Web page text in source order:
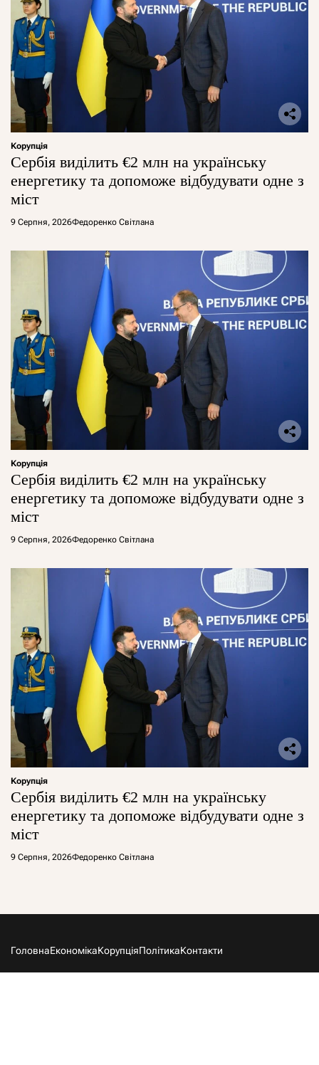
Корупція
Сербія виділить €2 млн на українську
енергетику та допоможе відбудувати одне з
міст
9 Серпня, 2026Федоренко Світлана
Корупція
Сербія виділить €2 млн на українську
енергетику та допоможе відбудувати одне з
міст
9 Серпня, 2026Федоренко Світлана
Корупція
Сербія виділить €2 млн на українську
енергетику та допоможе відбудувати одне з
міст
9 Серпня, 2026Федоренко Світлана
ГоловнаЕкономікаКорупціяПолітикаКонтакти